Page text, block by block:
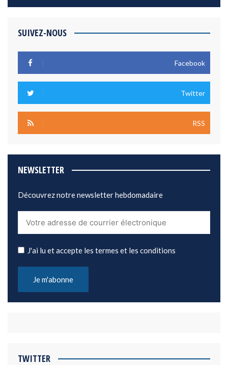
SUIVEZ-NOUS
Facebook
Twitter
RSS
NEWSLETTER
Découvrez notre newsletter hebdomadaire
J'ai lu et accepte les termes et les conditions
TWITTER